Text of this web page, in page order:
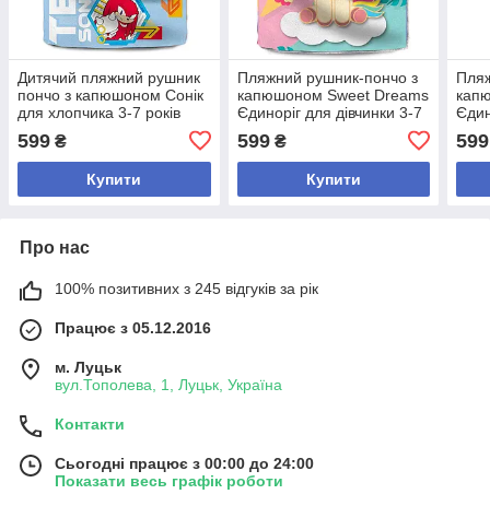
Дитячий пляжний рушник
пончо з капюшоном Сонік
для хлопчика 3-7 років
599 ₴
Купити
Пляжний рушник-пончо з
капюшоном Sweet Dreams
Єдиноріг для дівчинки 3-7
599₴
Купити
599
Про нас
100% позитивних з 245 відгуків за рік
Працює з 05.12.2016
м. Луцьк
вул.Тополева, 1, Луцьк, Україна
Контакти
Сьогодні працює з 00:00 до 24:00
Показати весь графік роботи